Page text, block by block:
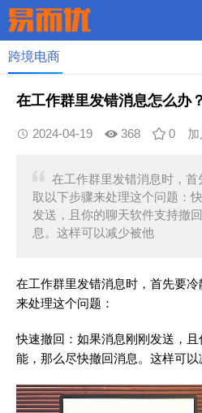
跨境电商
在工作群里发错消息怎么办？
2024-04-19 368 0
在工作群里发错消息时，
取以下步骤来处理这个问题：
发送，且你的聊天软件支持撤
息。这样可以减少被他
在工作群里发错消息时，首先要
来处理这个问题：
快速撤回：如果消息刚刚发送，
能，那么尽快撤回消息。这样可以